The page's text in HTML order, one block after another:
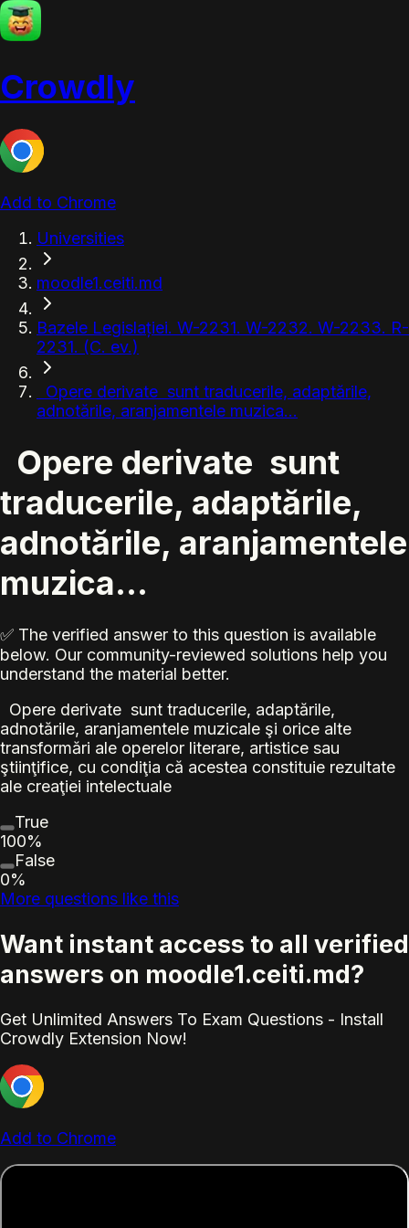
Crowdly
Add to Chrome
Universities
moodle1.ceiti.md
Bazele Legislației. W-2231. W-2232. W-2233. R-
2231. (C. ev.)
Opere derivate sunt traducerile, adaptările,
adnotările, aranjamentele muzica...
Opere derivate sunt
traducerile, adaptările,
adnotările, aranjamentele
muzica...
✅ The verified answer to this question is available
below. Our community-reviewed solutions help you
understand the material better.
Opere derivate sunt traducerile, adaptările,
adnotările, aranjamentele muzicale şi orice alte
transformări ale operelor literare, artistice sau
ştiinţifice, cu condiţia că acestea constituie rezultate
ale creaţiei intelectuale
True
100%
False
0%
More questions like this
Want instant access to all verified
answers on moodle1.ceiti.md?
Get Unlimited Answers To Exam Questions - Install
Crowdly Extension Now!
Add to Chrome